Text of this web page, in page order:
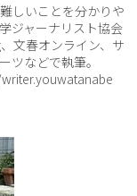
しいことを分かりや
ジャーナリスト協会
文春オンライン、サ
ツなどで執筆。